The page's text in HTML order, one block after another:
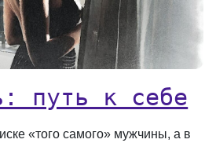
путь к себе
«того самого» мужчины, а в